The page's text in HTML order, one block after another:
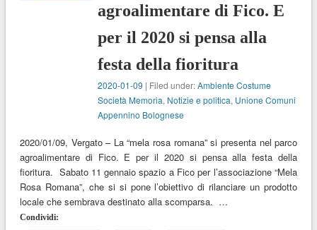
agroalimentare di Fico. E
per il 2020 si pensa alla
festa della fioritura
2020-01-09 | Filed under:Ambiente Costume
Società Memoria, Notizie e politica, Unione Comuni
Appennino Bolognese
2020/01/09, Vergato – La “mela rosa romana” si presenta nel parco
agroalimentare di Fico. E per il 2020 si pensa alla festa della
fioritura. Sabato 11 gennaio spazio a Fico per l’associazione “Mela
Rosa Romana”, che si si pone l’obiettivo di rilanciare un prodotto
locale che sembrava destinato alla scomparsa. …
Condividi: